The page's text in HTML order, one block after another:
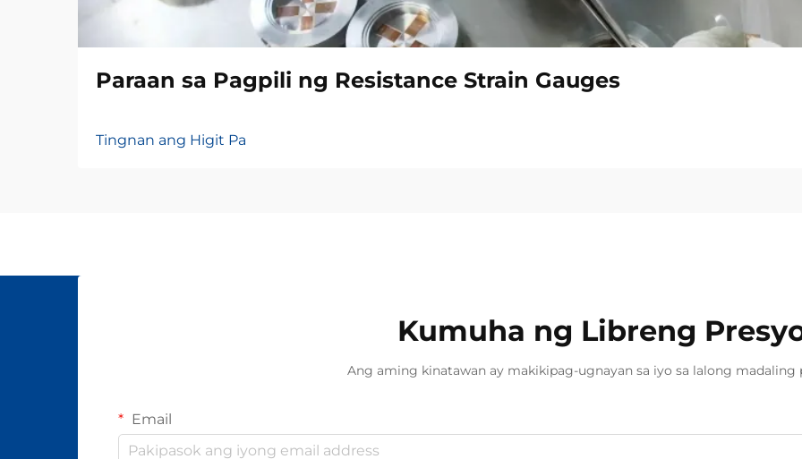
Paraan sa Pagpili ng Resistance Strain Gauges
Tingnan ang Higit Pa
Kumuha ng Libreng
Ang aming kinatawan ay makikipag-ugnayan sa iyo sa lalong madaling
Email